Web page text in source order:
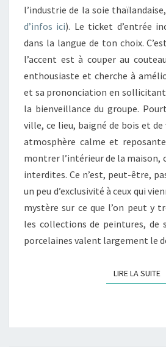
l’industrie de la soie
d’infos ici). Le ticket d’entrée
dans la langue de ton choix.
l’accent est à couper au
enthousiaste et cherche à
et sa prononciation en
la bienveillance du groupe.
ville, ce lieu, baigné de bois et de
atmosphère calme et
montrer l’intérieur de la maison,
interdites. Ce n’est, peut-être,
un peu d’exclusivité à ceux qui
mystère sur ce que l’on peut y
les collections de peintures, de
porcelaines valent largement le
LIRE LA SUITE